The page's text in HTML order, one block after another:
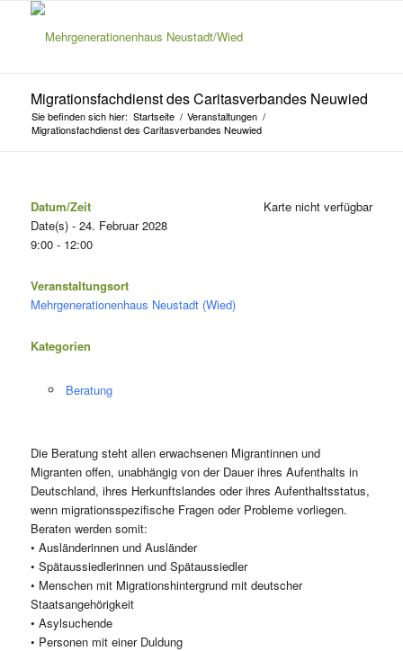
Migrationsfachdienst des Caritasverbandes Neuwied
Sie befinden sich hier: Startseite / Veranstaltungen /
Migrationsfachdienst des Caritasverbandes Neuwied
Karte nicht verfügbar
Datum/Zeit
Date(s) - 24. Februar 2028
9:00 - 12:00
Veranstaltungsort
Mehrgenerationenhaus Neustadt (Wied)
Kategorien
Beratung
Die Beratung steht allen erwachsenen Migrantinnen und
Migranten offen, unabhängig von der Dauer ihres Aufenthalts in
Deutschland, ihres Herkunftslandes oder ihres Aufenthaltsstatus,
wenn migrationsspezifische Fragen oder Probleme vorliegen.
Beraten werden somit:
• Ausländerinnen und Ausländer
• Spätaussiedlerinnen und Spätaussiedler
• Menschen mit Migrationshintergrund mit deutscher
Staatsangehörigkeit
• Asylsuchende
• Personen mit einer Duldung